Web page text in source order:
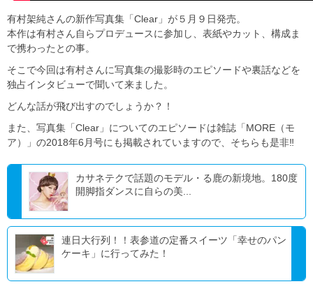
有村架純さんの新作写真集「Clear」が５月９日発売。
本作は有村さん自らプロデュースに参加し、表紙やカット、構成ま
で携わったとの事。
そこで今回は有村さんに写真集の撮影時のエピソードや裏話などを
独占インタビューで聞いて来ました。
どんな話が飛び出すのでしょうか？！
また、写真集「Clear」についてのエピソードは雑誌「MORE（モ
ア）」の2018年6月号にも掲載されていますので、そちらも是非‼
カサネテクで話題のモデル・る鹿の新境地。180度
開脚指ダンスに自らの美...
連日大行列！！表参道の定番スイーツ「幸せのパン
ケーキ」に行ってみた！